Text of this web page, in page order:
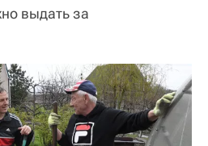
выдать за